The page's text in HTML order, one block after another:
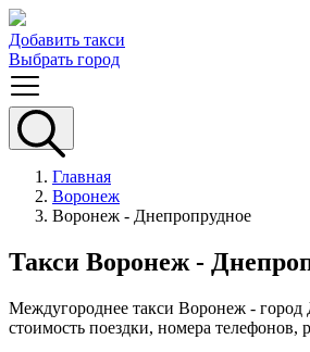
Добавить такси
Выбрать город
Главная
Воронеж
Воронеж - Днепропрудное
Такси Воронеж -
Междугороднее такси Воронеж - город
стоимость поездки, номера телефонов,